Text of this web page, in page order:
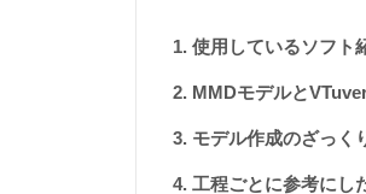
使用しているソフト
MMDモデルと
モデル作成のざっく
工程ごとに参考にし